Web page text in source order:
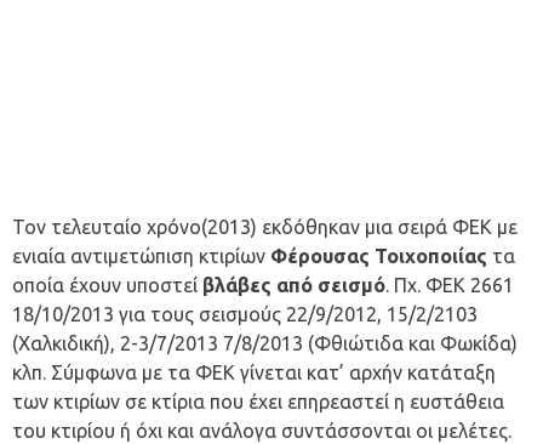
Τον τελευταίο χρόνο(2013) εκδόθηκαν μια σειρά ΦΕΚ με
ενιαία αντιμετώπιση κτιρίων Φέρουσας Τοιχοποιίας τα
οποία έχουν υποστεί βλάβες από σεισμό. Πχ. ΦΕΚ 2661
18/10/2013 για τους σεισμούς 22/9/2012, 15/2/2103
(Χαλκιδική), 2-3/7/2013 7/8/2013 (Φθιώτιδα και Φωκίδα)
κλπ. Σύμφωνα με τα ΦΕΚ γίνεται κατ’ αρχήν κατάταξη
των κτιρίων σε κτίρια που έχει επηρεαστεί η ευστάθεια
του κτιρίου ή όχι και ανάλογα συντάσσονται οι μελέτες.